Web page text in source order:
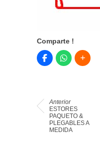
Comparte !
Anterior
ESTORES
PAQUETO &
PLEGABLES A
MEDIDA